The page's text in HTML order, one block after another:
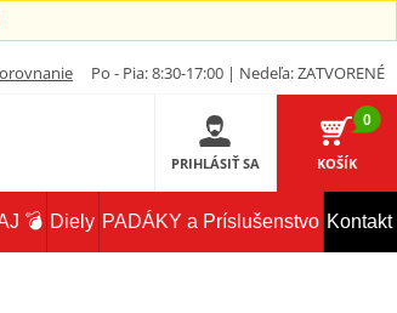
Po - Pia: 8:30-17:00 | Nedeľa: ZATVORENÉ
PRIHLÁSIŤ SA
0
KOŠÍK
💣 Diely PADÁKY a Príslušenstvo Kontakt